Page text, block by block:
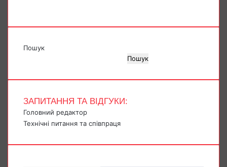
Пошук
Пошук
ЗАПИТАННЯ ТА ВІДГУКИ:
Головний редактор
Технічні питання та співпраця